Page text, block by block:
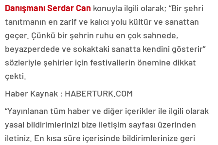
Danışmanı Serdar Can konuyla ilgili olarak; “Bir şehri
tanıtmanın en zarif ve kalıcı yolu kültür ve sanattan
geçer. Çünkü bir şehrin ruhu en çok sahnede,
beyazperdede ve sokaktaki sanatta kendini gösterir”
sözleriyle şehirler için festivallerin önemine dikkat
çekti.
Haber Kaynak : HABERTURK.COM
“Yayınlanan tüm haber ve diğer içerikler ile ilgili olarak
yasal bildirimlerinizi bize iletişim sayfası üzerinden
iletiniz. En kısa süre içerisinde bildirimlerinize geri